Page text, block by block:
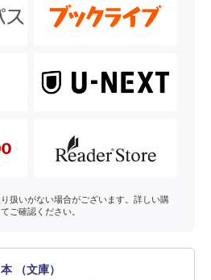
扱いがない場合がございます。詳しい購
ご確認ください。
本 （文庫）